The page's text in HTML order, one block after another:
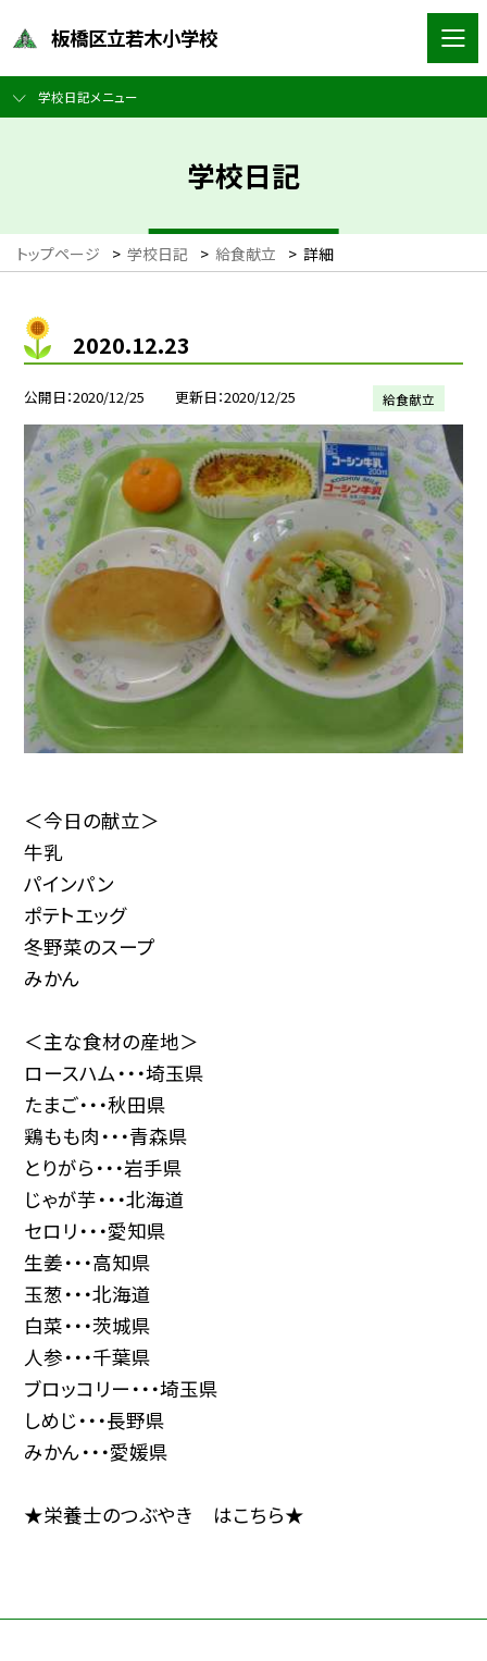
板橋区立若木小学校
学校日記メニュー
学校日記
トップページ > 学校日記 > 給食献立 > 詳細
2020.12.23
公開日 2020/12/25 更新日 2020/12/25 給食献立
＜今日の献立＞
牛乳
パインパン
ポテトエッグ
冬野菜のスープ
みかん
＜主な食材の産地＞
ロースハム・・・埼玉県
たまご・・・秋田県
鶏もも肉・・・青森県
とりがら・・・岩手県
じゃが芋・・・北海道
セロリ・・・愛知県
生姜・・・高知県
玉葱・・・北海道
白菜・・・茨城県
人参・・・千葉県
ブロッコリー・・・埼玉県
しめじ・・・長野県
みかん・・・愛媛県
★栄養士のつぶやき はこちら★